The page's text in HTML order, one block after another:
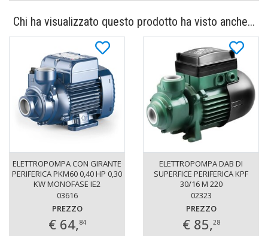
Chi ha visualizzato questo prodotto ha visto anche...
ELETTROPOMPA CON GIRANTE
PERIFERICA PKM60 0,40 HP 0,30
KW MONOFASE IE2
03616
PREZZO
€ 64,84
ELETTROPOMPA DAB DI
SUPERFICE PERIFERICA KPF
30/16 M 220
02323
PREZZO
€ 85,28